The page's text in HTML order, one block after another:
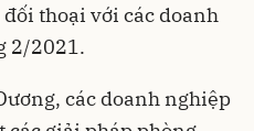
thoại với các doanh
2/2021.
các doanh nghiệp